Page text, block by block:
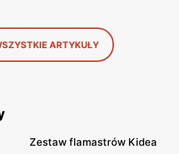
ARTYKUŁY
Zestaw flamastrów Kidea